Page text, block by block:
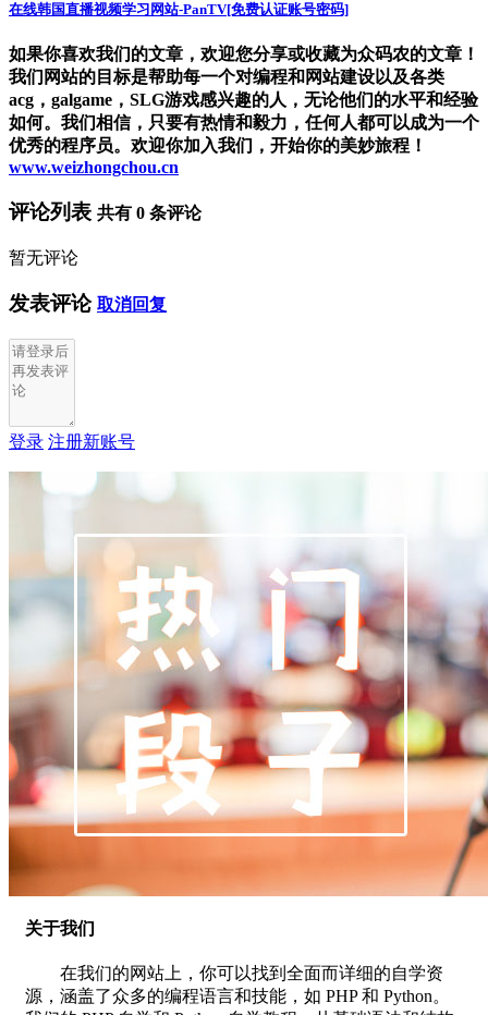
在线韩国直播视频学习网站-PanTV[免费认证账号密码]
如果你喜欢我们的文章，欢迎您分享或收藏为众码农的文章！
我们网站的目标是帮助每一个对编程和网站建设以及各类
acg，galgame，SLG游戏感兴趣的人，无论他们的水平和经验
如何。我们相信，只要有热情和毅力，任何人都可以成为一个
优秀的程序员。欢迎你加入我们，开始你的美妙旅程！
www.weizhongchou.cn
评论列表 共有 0 条评论
暂无评论
发表评论 取消回复
登录 注册新账号
关于我们
在我们的网站上，你可以找到全面而详细的自学资
源，涵盖了众多的编程语言和技能，如 PHP 和 Python。